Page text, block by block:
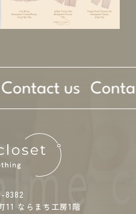
Contact us
8382
11 ならまち工房1階